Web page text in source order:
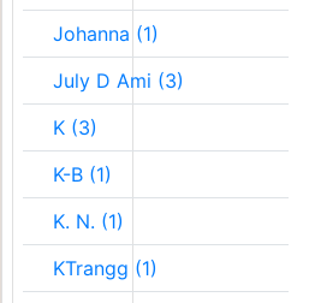
Johanna (1)
July D Ami (3)
K (3)
K-B (1)
K. N. (1)
KTrangg (1)